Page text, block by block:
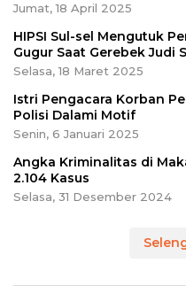
Jumat, 18 April 2025
HIPSI Sul-sel Mengutuk
Gugur Saat Gerebek Judi
Selasa, 18 Maret 2025
Istri Pengacara Korban
Polisi Dalami Motif
Senin, 6 Januari 2025
Angka Kriminalitas di
2.104 Kasus
Selasa, 31 Desember 2024